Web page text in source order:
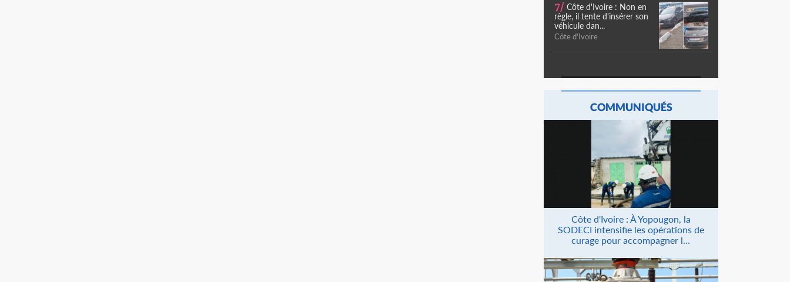
7/ Côte d'Ivoire : Non en
règle, il tente d'insérer son
véhicule dan...
Côte d'Ivoire
COMMUNIQUÉS
Côte d'Ivoire : À Yopougon, la
SODECI intensifie les opérations de
curage pour accompagner l...